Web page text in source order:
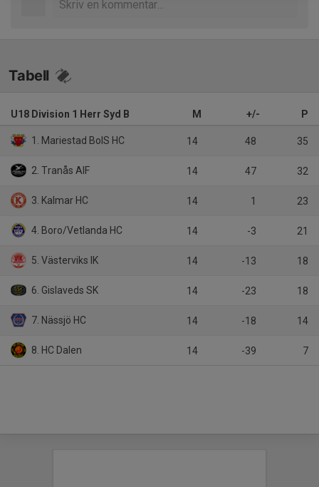
Tabell
U18 Division 1 Herr Syd B M +/- P
1. Mariestad BoIS HC 14 48 35
2. Tranås AIF 14 47 32
3. Kalmar HC 14 1 23
4. Boro/Vetlanda HC 14 -3 21
5. Västerviks IK 14 -13 18
6. Gislaveds SK 14 -23 18
7. Nässjö HC 14 -18 14
8. HC Dalen 14 -39 7